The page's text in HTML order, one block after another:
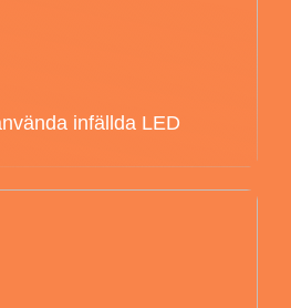
infällda LED